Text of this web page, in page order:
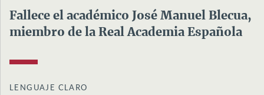
Fallece el académico José Manuel Blecua,
miembro de la Real Academia Española
LENGUAJE CLARO